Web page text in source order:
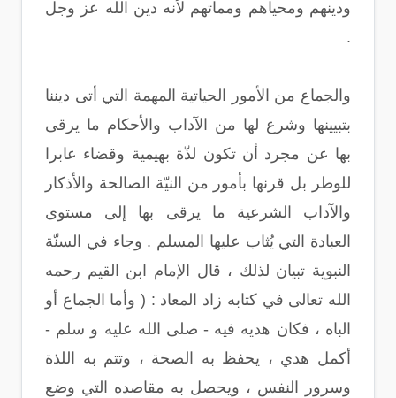
ودينهم ومحياهم ومماتهم لأنه دين الله عز وجل
.
والجماع من الأمور الحياتية المهمة التي أتى ديننا
بتبيينها وشرع لها من الآداب والأحكام ما يرقى
بها عن مجرد أن تكون لذّة بهيمية وقضاء عابرا
للوطر بل قرنها بأمور من النيّة الصالحة والأذكار
والآداب الشرعية ما يرقى بها إلى مستوى
العبادة التي يُثاب عليها المسلم . وجاء في السنّة
النبوية تبيان لذلك ، قال الإمام ابن القيم رحمه
الله تعالى في كتابه زاد المعاد : ( وأما الجماع أو
الباه ، فكان هديه فيه - صلى الله عليه و سلم -
أكمل هدي ، يحفظ به الصحة ، وتتم به اللذة
وسرور النفس ، ويحصل به مقاصده التي وضع